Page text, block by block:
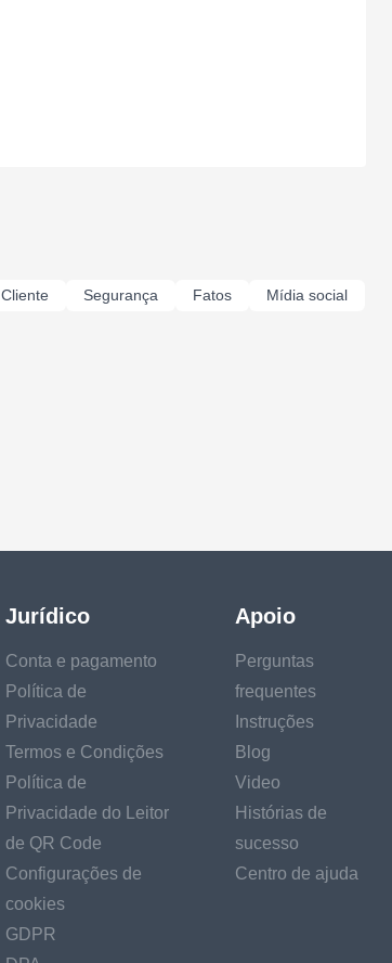
Cliente Segurança Fatos
Mídia social
Jurídico
Conta e pagamento
Política de
Privacidade
Termos e Condições
Política de
Privacidade do Leitor
de QR Code
Configurações de
cookies
GDPR
Apoio
Perguntas
frequentes
Instruções
Blog
Video
Histórias de
sucesso
Centro de ajuda